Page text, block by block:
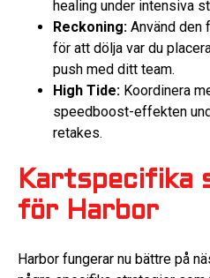
healing under intensiva
Reckoning: Använd den
för att dölja var du
push med ditt team.
High Tide: Koordinera
speedboost-effekten
retakes.
Kartspecifika
för Harbor
Harbor fungerar nu bättre på